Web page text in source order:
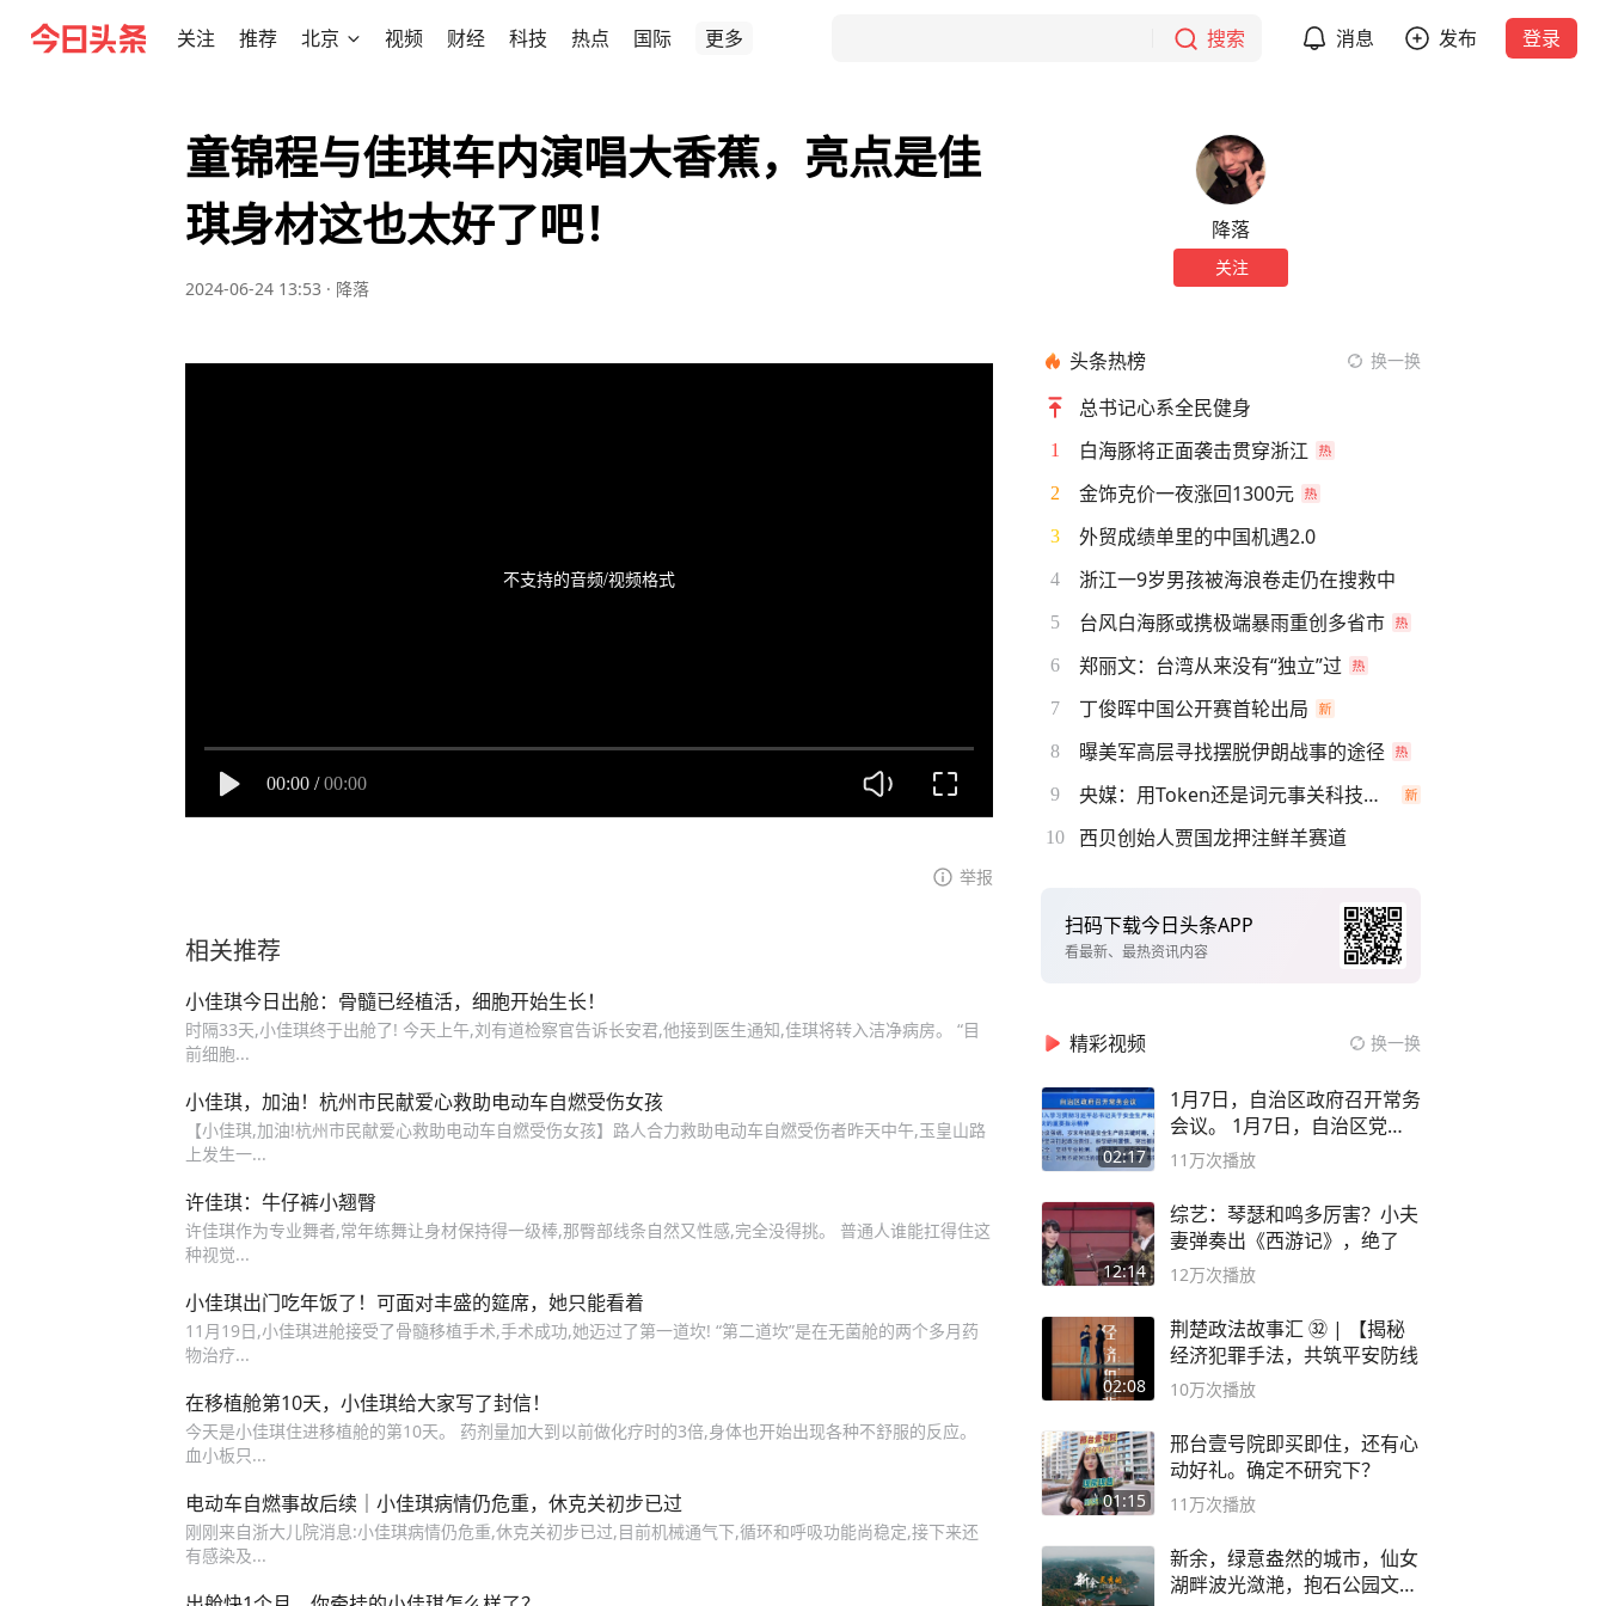
关注 推荐 北京 视频 财经 科技 热点 国际 更多 搜索 消息 发布 登录
童锦程与佳琪车内演唱大香蕉，亮点是佳
琪身材这也太好了吧！
2024-06-24 13:53 · 降落
不支持的音频/视频格式
00:00 / 00:00
举报
相关推荐
小佳琪今日出舱：骨髓已经植活，细胞开始生长！
时隔33天,小佳琪终于出舱了! 今天上午,刘有道检察官告诉长安君,他接到医生通知,佳琪将转入洁净病房。 “目
前细胞...
小佳琪，加油！杭州市民献爱心救助电动车自燃受伤女孩
【小佳琪,加油!杭州市民献爱心救助电动车自燃受伤女孩】路人合力救助电动车自燃受伤者昨天中午,玉皇山路
上发生一...
许佳琪：牛仔裤小翘臀
许佳琪作为专业舞者,常年练舞让身材保持得一级棒,那臀部线条自然又性感,完全没得挑。 普通人谁能扛得住这
种视觉...
小佳琪出门吃年饭了！可面对丰盛的筵席，她只能看着
11月19日,小佳琪进舱接受了骨髓移植手术,手术成功,她迈过了第一道坎! “第二道坎”是在无菌舱的两个多月药
物治疗...
在移植舱第10天，小佳琪给大家写了封信！
今天是小佳琪住进移植舱的第10天。 药剂量加大到以前做化疗时的3倍,身体也开始出现各种不舒服的反应。
血小板只...
电动车自燃事故后续｜小佳琪病情仍危重，休克关初步已过
刚刚来自浙大儿院消息:小佳琪病情仍危重,休克关初步已过,目前机械通气下,循环和呼吸功能尚稳定,接下来还
有感染及...
降落
关注
头条热榜 换一换
总书记心系全民健身
1 白海豚将正面袭击贯穿浙江
2 金饰克价一夜涨回1300元
3 外贸成绩单里的中国机遇2.0
4 浙江一9岁男孩被海浪卷走仍在搜救中
5 台风白海豚或携极端暴雨重创多省市
6 郑丽文：台湾从来没有“独立”过
7 丁俊晖中国公开赛首轮出局
8 曝美军高层寻找摆脱伊朗战事的途径
9 央媒：用Token还是词元事关科技话语权
10 西贝创始人贾国龙押注鲜羊赛道
扫码下载今日头条APP
看最新、最热资讯内容
精彩视频 换一换
02:17
1月7日，自治区政府召开常务
会议。 1月7日，自治区党委
副书记
11万次播放
12:14
综艺：琴瑟和鸣多厉害？小夫
妻弹奏出《西游记》，绝了
12万次播放
02:08
荆楚政法故事汇 ㉜ | 【揭秘
经济犯罪手法，共筑平安防线
10万次播放
01:15
邢台壹号院即买即住，还有心
动好礼。确定不研究下？
11万次播放
新余，绿意盎然的城市，仙女
湖畔波光潋滟，抱石公园文化